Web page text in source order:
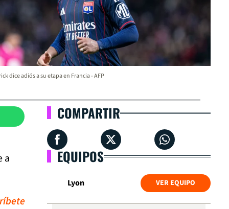
dice adiós a su etapa en Francia - AFP
a
COMPARTIR
EQUIPOS
Lyon VER EQUIPO